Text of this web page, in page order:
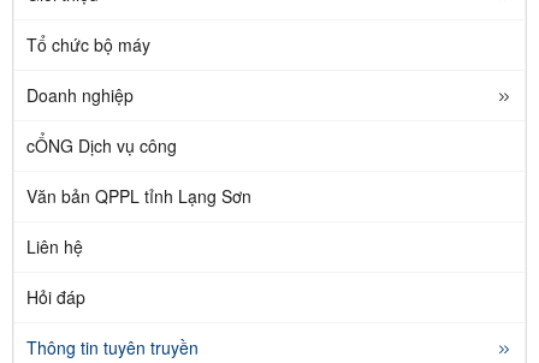
Tổ chức bộ máy
Doanh nghiệp
cỔNG Dịch vụ công
Văn bản QPPL tỉnh Lạng Sơn
Liên hệ
Hỏi đáp
Thông tin tuyên truyền